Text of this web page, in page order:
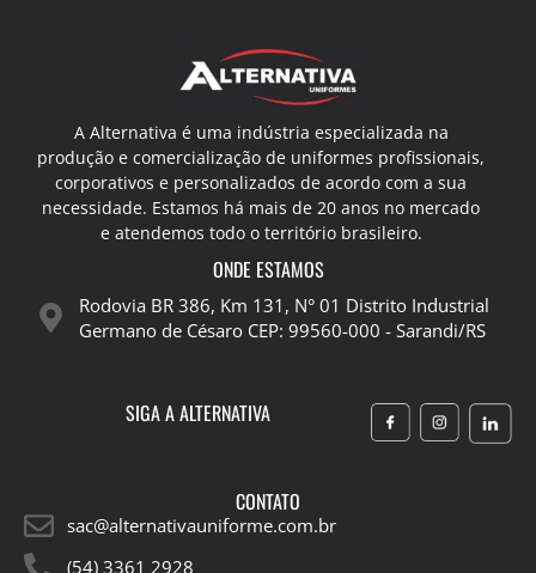
A Alternativa é uma indústria especializada na
produção e comercialização de uniformes profissionais,
corporativos e personalizados de acordo com a sua
necessidade. Estamos há mais de 20 anos no mercado
e atendemos todo o território brasileiro.
ONDE ESTAMOS
Rodovia BR 386, Km 131, N° 01 Distrito Industrial
Germano de Césaro CEP: 99560-000 - Sarandi/RS
SIGA A ALTERNATIVA
CONTATO
sac@alternativauniforme.com.br
(54) 3361 2928